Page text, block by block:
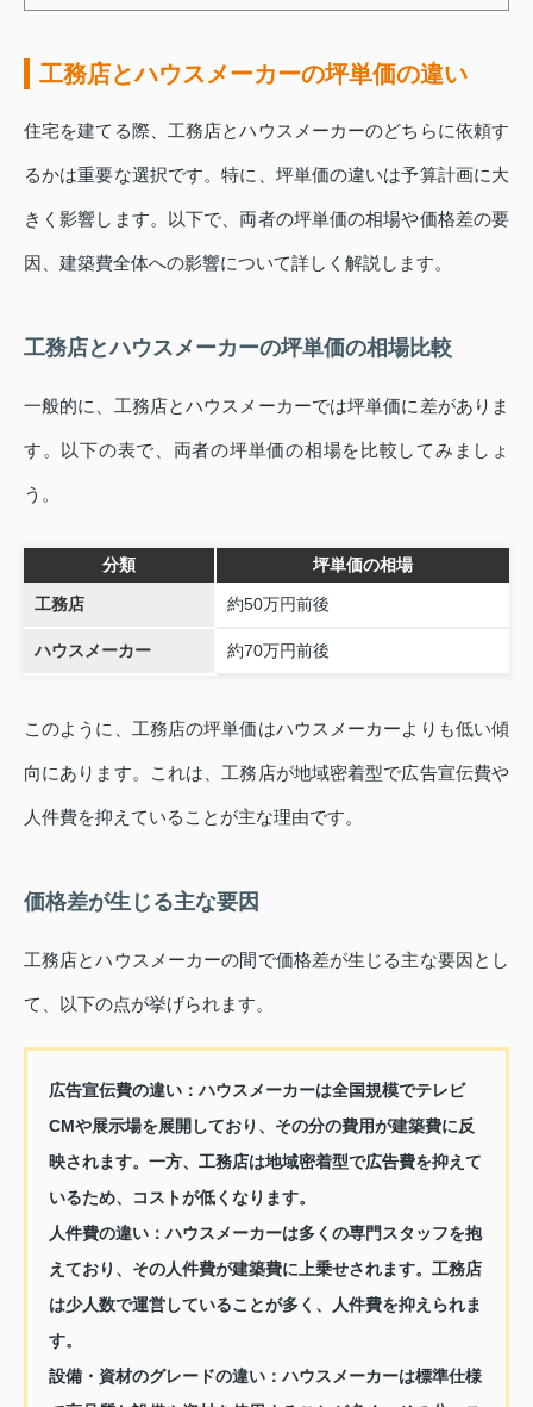
工務店とハウスメーカーの坪単価の違い
住宅を建てる際、工務店とハウスメーカーのどちらに依頼す
るかは重要な選択です。特に、坪単価の違いは予算計画に大
きく影響します。以下で、両者の坪単価の相場や価格差の要
因、建築費全体への影響について詳しく解説します。
工務店とハウスメーカーの坪単価の相場比較
一般的に、工務店とハウスメーカーでは坪単価に差がありま
す。以下の表で、両者の坪単価の相場を比較してみましょ
う。
分類 坪単価の相場
工務店 約50万円前後
ハウスメーカー 約70万円前後
このように、工務店の坪単価はハウスメーカーよりも低い傾
向にあります。これは、工務店が地域密着型で広告宣伝費や
人件費を抑えていることが主な理由です。
価格差が生じる主な要因
工務店とハウスメーカーの間で価格差が生じる主な要因とし
て、以下の点が挙げられます。
広告宣伝費の違い：ハウスメーカーは全国規模でテレビ
CMや展示場を展開しており、その分の費用が建築費に反
映されます。一方、工務店は地域密着型で広告費を抑えて
いるため、コストが低くなります。
人件費の違い：ハウスメーカーは多くの専門スタッフを抱
えており、その人件費が建築費に上乗せされます。工務店
は少人数で運営していることが多く、人件費を抑えられま
す。
設備・資材のグレードの違い：ハウスメーカーは標準仕様